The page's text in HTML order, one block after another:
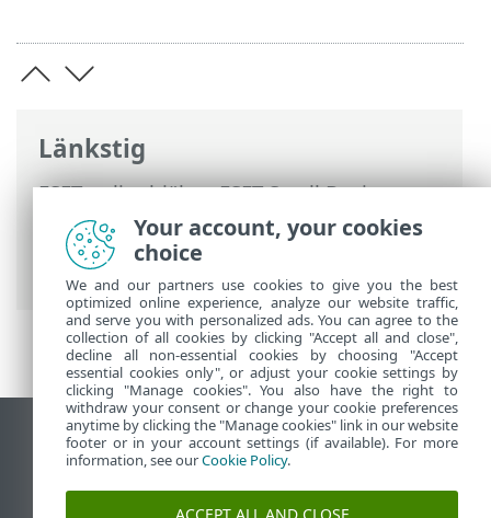
Länkstig
ESET onlinehjälp>ESET Small Business
Security
>Arbeta med ESET Small
Business Security
Uppdatera
Dialogfönster – omstart krävs
Visa skrivbords-webbplats
End of Life
ESET kunskapsbas
Your account, your cookies
choice
We and our partners use cookies to give you the best
optimized online experience, analyze our website traffic,
and serve you with personalized ads. You can agree to the
collection of all cookies by clicking "Accept all and close",
decline all non-essential cookies by choosing "Accept
essential cookies only", or adjust your cookie settings by
clicking "Manage cookies". You also have the right to
withdraw your consent or change your cookie preferences
anytime by clicking the "Manage cookies" link in our website
footer or in your account settings (if available). For more
information, see ourCookie Policy.